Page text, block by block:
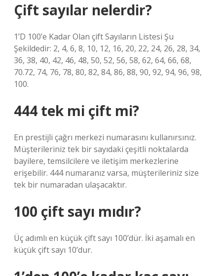
Çift sayılar nelerdir?
1’D 100’e Kadar Olan çift Sayıların Listesi Şu
Şekildedir: 2, 4, 6, 8, 10, 12, 16, 20, 22, 24, 26, 28, 34,
36, 38, 40, 42, 46, 48, 50, 52, 56, 58, 62, 64, 66, 68,
70.72, 74, 76, 78, 80, 82, 84, 86, 88, 90, 92, 94, 96, 98,
100.
444 tek mi çift mi?
En prestijli çağrı merkezi numarasını kullanırsınız.
Müşterileriniz tek bir sayıdaki çeşitli noktalarda
bayilere, temsilcilere ve iletişim merkezlerine
erişebilir. 444 numaranız varsa, müşterileriniz size
tek bir numaradan ulaşacaktır.
100 çift sayı mıdır?
Üç adımlı en küçük çift sayı 100’dür. İki aşamalı en
küçük çift sayı 10’dur.